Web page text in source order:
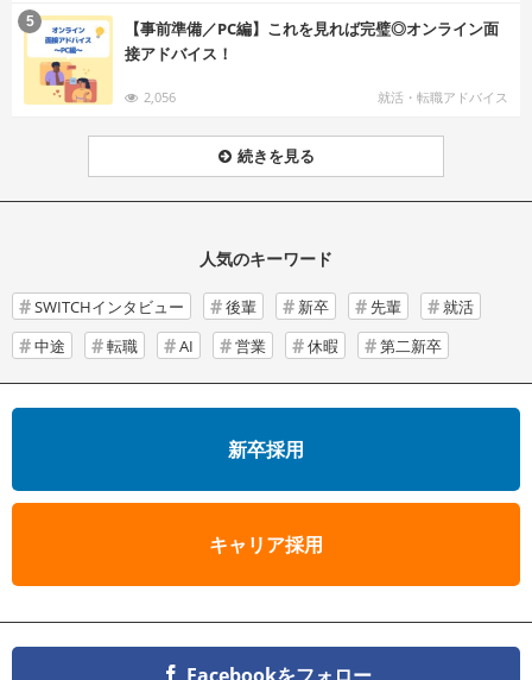
【事前準備／PC編】これを見れば完璧◎オンライン面
接アドバイス！
2,056 就活・転職アドバイス
5
続きを見る
人気のキーワード
SWITCHインタビュー 後輩 新卒 先輩
就活
中途
転職 AI 営業 休暇 第二新卒
新卒採用
キャリア採用